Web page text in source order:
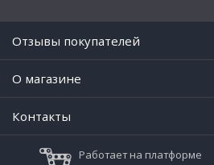
Отзывы покупателей
O магазине
Контакты
Работает на платформе